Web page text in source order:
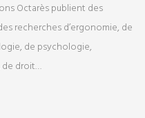
Octarès publient des
recherches d’ergonomie, de
de psychologie,
de droit…